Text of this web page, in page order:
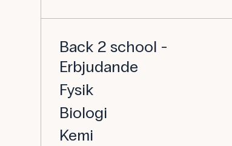
Back 2 school -
Erbjudande
Fysik
Biologi
Kemi